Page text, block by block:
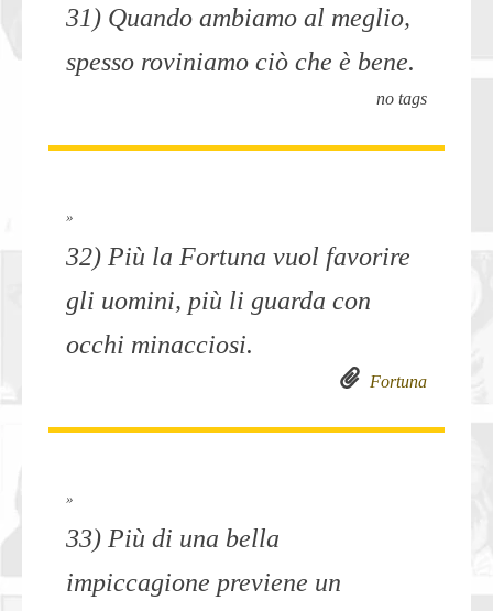
31) Quando ambiamo al meglio,
spesso roviniamo ciò che è bene.
no tags
»
32) Più la Fortuna vuol favorire
gli uomini, più li guarda con
occhi minacciosi.
Fortuna
»
33) Più di una bella
impiccagione previene un